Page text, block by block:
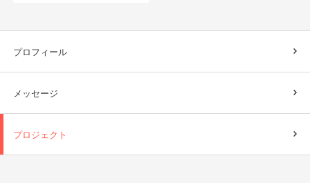
プロフィール
メッセージ
プロジェクト